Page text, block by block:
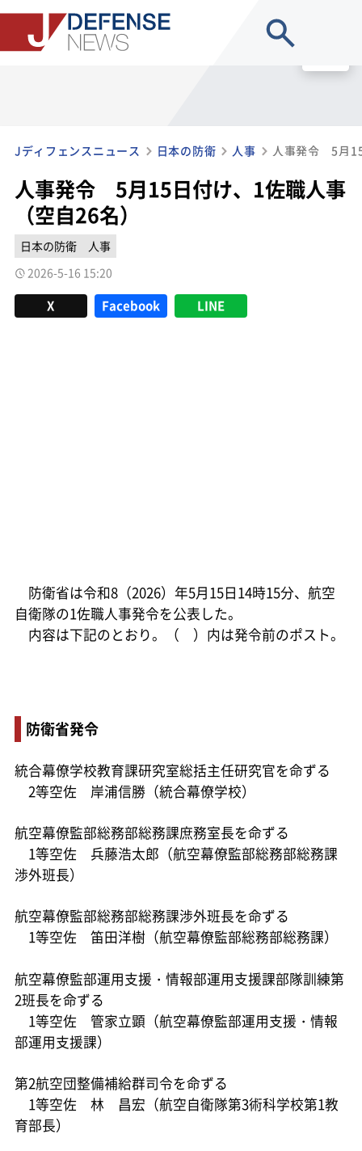
Jディフェンスニュース 日本の防衛 人事 人事発令 5月
人事発令 5月15日付け、1佐職人事
（空自26名）
日本の防衛
人事
2026-5-16 15:20
X Facebook LINE
防衛省は令和8（2026）年5月15日14時15分、航空
自衛隊の1佐職人事発令を公表した。
内容は下記のとおり。（ ）内は発令前のポスト。
防衛省発令
統合幕僚学校教育課研究室総括主任研究官を命ずる
2等空佐 岸浦信勝（統合幕僚学校）
航空幕僚監部総務部総務課庶務室長を命ずる
1等空佐 兵藤浩太郎（航空幕僚監部総務部総務課
渉外班長）
航空幕僚監部総務部総務課渉外班長を命ずる
1等空佐 笛田洋樹（航空幕僚監部総務部総務課）
航空幕僚監部運用支援・情報部運用支援課部隊訓練第
2班長を命ずる
1等空佐 管家立顕（航空幕僚監部運用支援・情報
部運用支援課）
第2航空団整備補給群司令を命ずる
1等空佐 林 昌宏（航空自衛隊第3術科学校第1教
育部長）